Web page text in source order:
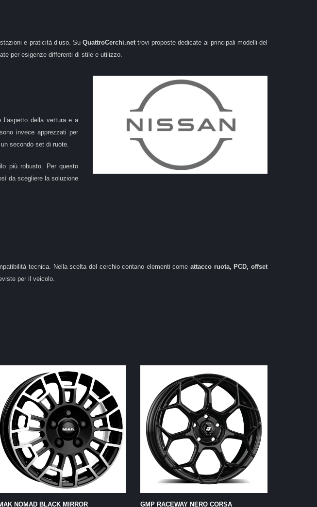
e praticità d’uso. Su QuattroCerchi.nettrovi proposte dedicate ai principali modelli del
per esigenze differenti di stile e utilizzo.
l’aspetto della vettura e a
sono invece apprezzati per
secondo set di ruote.
più robusto. Per questo
da scegliere la soluzione
tecnica. Nella scelta del cerchio contano elementi comeattacco ruota, PCD, offset
per il veicolo.
NOMAD BLACK MIRROR GMP RACEWAY NERO CORSA